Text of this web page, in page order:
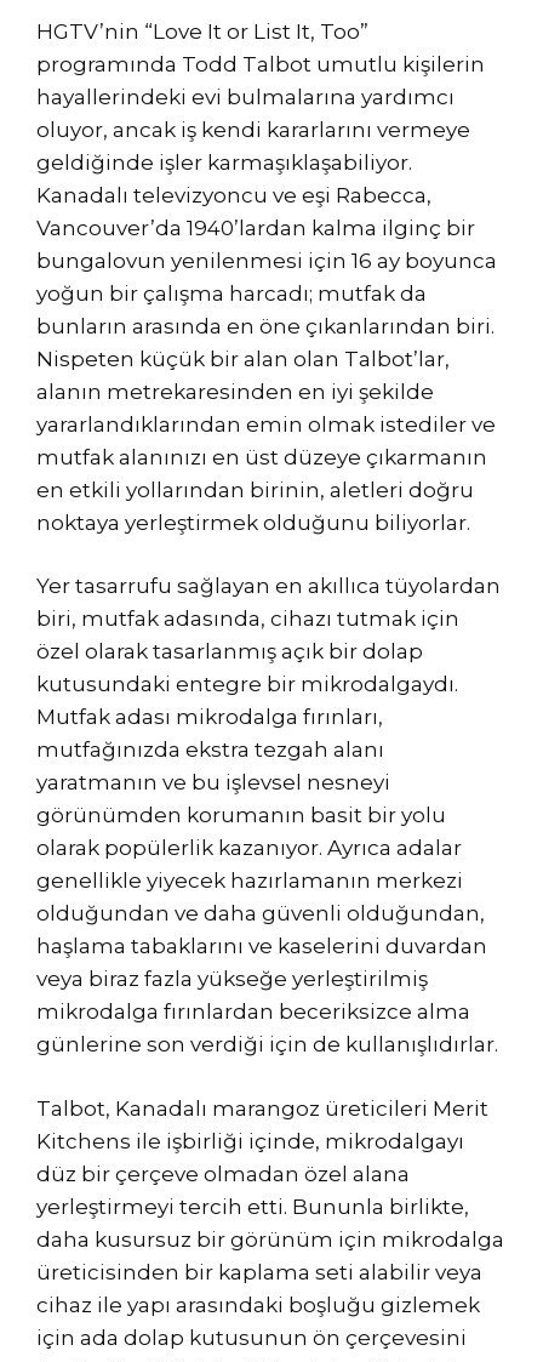
HGTV’nin “Love It or List It, Too”
programında Todd Talbot umutlu kişilerin
hayallerindeki evi bulmalarına yardımcı
oluyor, ancak iş kendi kararlarını vermeye
geldiğinde işler karmaşıklaşabiliyor.
Kanadalı televizyoncu ve eşi Rabecca,
Vancouver’da 1940’lardan kalma ilginç bir
bungalovun yenilenmesi için 16 ay boyunca
yoğun bir çalışma harcadı; mutfak da
bunların arasında en öne çıkanlarından biri.
Nispeten küçük bir alan olan Talbot’lar,
alanın metrekaresinden en iyi şekilde
yararlandıklarından emin olmak istediler ve
mutfak alanınızı en üst düzeye çıkarmanın
en etkili yollarından birinin, aletleri doğru
noktaya yerleştirmek olduğunu biliyorlar.
Yer tasarrufu sağlayan en akıllıca tüyolardan
biri, mutfak adasında, cihazı tutmak için
özel olarak tasarlanmış açık bir dolap
kutusundaki entegre bir mikrodalgaydı.
Mutfak adası mikrodalga fırınları,
mutfağınızda ekstra tezgah alanı
yaratmanın ve bu işlevsel nesneyi
görünümden korumanın basit bir yolu
olarak popülerlik kazanıyor. Ayrıca adalar
genellikle yiyecek hazırlamanın merkezi
olduğundan ve daha güvenli olduğundan,
haşlama tabaklarını ve kaselerini duvardan
veya biraz fazla yükseğe yerleştirilmiş
mikrodalga fırınlardan beceriksizce alma
günlerine son verdiği için de kullanışlıdırlar.
Talbot, Kanadalı marangoz üreticileri Merit
Kitchens ile işbirliği içinde, mikrodalgayı
düz bir çerçeve olmadan özel alana
yerleştirmeyi tercih etti. Bununla birlikte,
daha kusursuz bir görünüm için mikrodalga
üreticisinden bir kaplama seti alabilir veya
cihaz ile yapı arasındaki boşluğu gizlemek
için ada dolap kutusunun ön çerçevesini